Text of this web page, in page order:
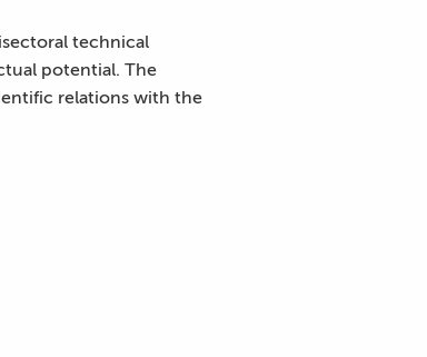
technical
potential. The
relations with the